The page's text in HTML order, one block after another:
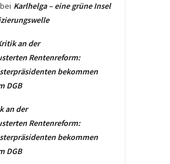
bei Karlhelga – eine grüne Insel
an der
Rentenreform:
bekommen
DGB
an der
Rentenreform:
bekommen
DGB